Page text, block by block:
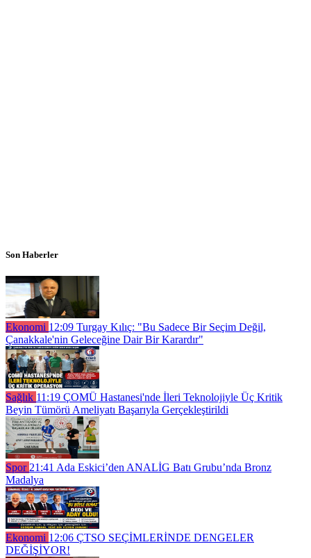
Son Haberler
Ekonomi 12:09 Turgay Kılıç: "Bu Sadece Bir Seçim Değil,
Çanakkale'nin Geleceğine Dair Bir Karardır"
Sağlık 11:19 ÇOMÜ Hastanesi'nde İleri Teknolojiyle Üç Kritik
Beyin Tümörü Ameliyatı Başarıyla Gerçekleştirildi
Spor 21:41 Ada Eskici’den ANALİG Batı Grubu’nda Bronz
Madalya
Ekonomi 12:06 ÇTSO SEÇİMLERİNDE DENGELER
DEĞİŞİYOR!